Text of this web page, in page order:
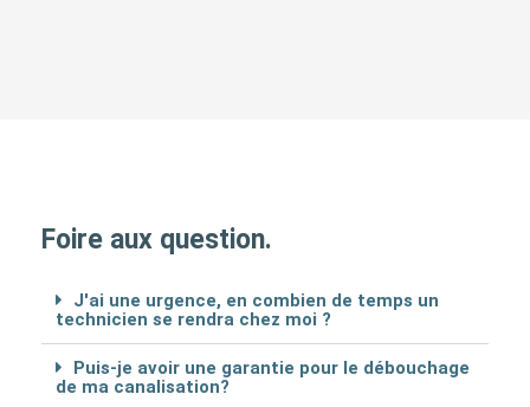
Foire aux question.
J'ai une urgence, en combien de temps un
technicien se rendra chez moi ?
Puis-je avoir une garantie pour le débouchage
de ma canalisation?